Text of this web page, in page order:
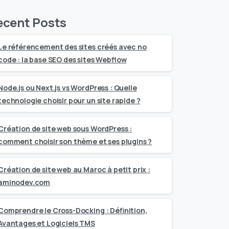
Posts
référencement des sites créés avec no
: la base SEO des sites Webflow
ou Next.js vs WordPress : Quelle
choisir pour un site rapide ?
de site web sous WordPress :
choisir son thème et ses plugins ?
de site web au Maroc à petit prix :
le Cross-Docking : Définition,
et Logiciels TMS